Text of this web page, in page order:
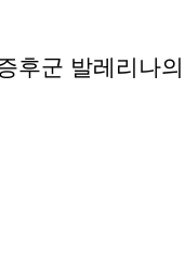
후군 발레리나